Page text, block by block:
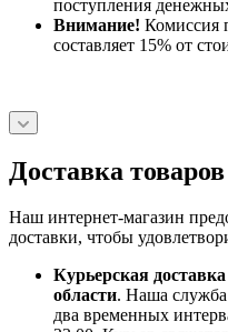
поступления
Внимание! Комиссия
составляет 15% от
Доставка
Наш интернет-магазин
доставки, чтобы
Курьерская
области. Наша служба
два временных